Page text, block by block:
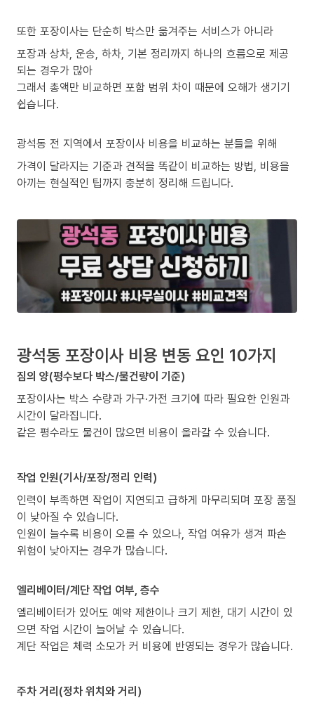
또한 포장이사는 단순히 박스만 옮겨주는 서비스가 아니라
포장과 상차, 운송, 하차, 기본 정리까지 하나의 흐름으로 제공
되는 경우가 많아
그래서 총액만 비교하면 포함 범위 차이 때문에 오해가 생기기
쉽습니다.
광석동 전 지역에서 포장이사 비용을 비교하는 분들을 위해
가격이 달라지는 기준과 견적을 똑같이 비교하는 방법, 비용을
아끼는 현실적인 팁까지 충분히 정리해 드립니다.
광석동 포장이사 비용 변동 요인 10가지
짐의 양(평수보다 박스/물건량이 기준)
포장이사는 박스 수량과 가구·가전 크기에 따라 필요한 인원과
시간이 달라집니다.
같은 평수라도 물건이 많으면 비용이 올라갈 수 있습니다.
작업 인원(기사/포장/정리 인력)
인력이 부족하면 작업이 지연되고 급하게 마무리되며 포장 품질
이 낮아질 수 있습니다.
인원이 늘수록 비용이 오를 수 있으나, 작업 여유가 생겨 파손
위험이 낮아지는 경우가 많습니다.
엘리베이터/계단 작업 여부, 층수
엘리베이터가 있어도 예약 제한이나 크기 제한, 대기 시간이 있
으면 작업 시간이 늘어날 수 있습니다.
계단 작업은 체력 소모가 커 비용에 반영되는 경우가 많습니다.
주차 거리(정차 위치와 거리)